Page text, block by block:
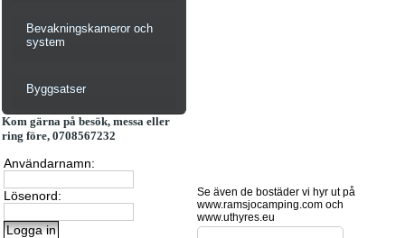
Bevakningskameror och
system
Byggsatser
Kom gärna på besök, messa eller
ring före, 0708567232
Användarnamn:
Lösenord:
Se även de bostäder vi hyr ut på
www.ramsjocamping.com och
www.uthyres.eu